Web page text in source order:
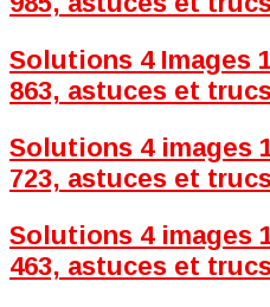
Solutions 4 Images
863, astuces et
Solutions 4 images
723, astuces et
Solutions 4 images
463, astuces et